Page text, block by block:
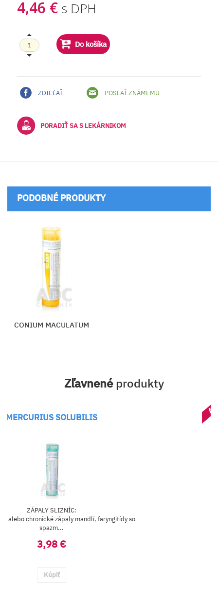
4,46 € s DPH
Do košíka
ZDIEĽAŤ POSLAŤ ZNÁMEMU
PORADIŤ SA S LEKÁRNIKOM
PODOBNÉ PRODUKTY
CONIUM MACULATUM
Zľavnenéprodukty
MERCURIUS SOLUBILIS
ZÁPALY SLIZNÍC:
alebo chronické zápaly mandlí, faryngitídy so
spazm...
3,98 €
Kúpiť